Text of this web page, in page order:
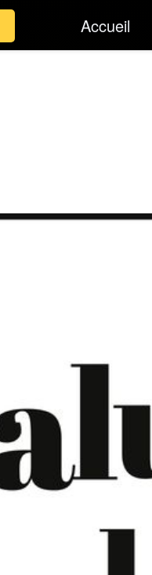
Accueil